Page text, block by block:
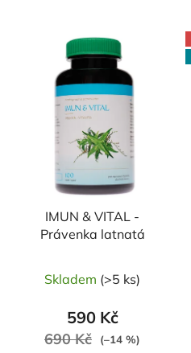
IMUN & VITAL -
Právenka latnatá
Skladem (>5 ks)
590 Kč
690 Kč (–14 %)